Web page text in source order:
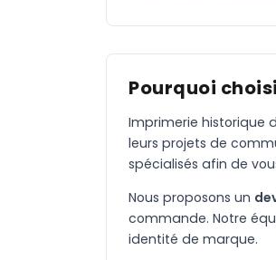
Pourquoi
Imprimerie historique
leurs projets de
spécialisés afin de
Nous proposons un
commande. Notre
identité de marque.